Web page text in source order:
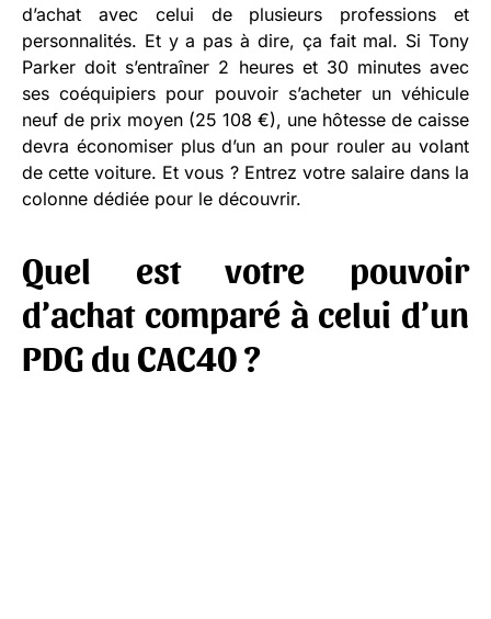
d’achat avec celui de plusieurs professions et
personnalités. Et y a pas à dire, ça fait mal. Si Tony
Parker doit s’entraîner 2 heures et 30 minutes avec
ses coéquipiers pour pouvoir s’acheter un véhicule
neuf de prix moyen (25 108 €), une hôtesse de caisse
devra économiser plus d’un an pour rouler au volant
de cette voiture. Et vous ? Entrez votre salaire dans la
colonne dédiée pour le découvrir.
Quel est votre pouvoir
d’achat comparé à celui d’un
PDG du CAC40 ?